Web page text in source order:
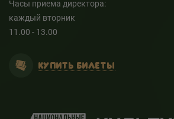
Часы приема директора:
каждый вторник
11.00 - 13.00
КУПИТЬ БИЛЕТЫ